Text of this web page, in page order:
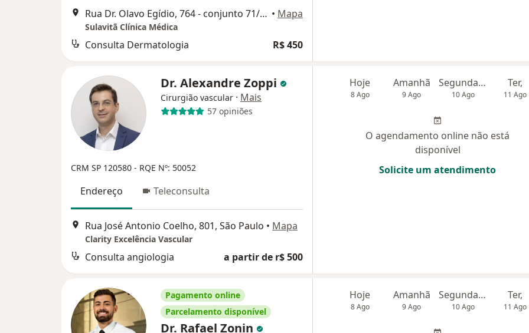
Rua Dr. Olavo Egídio, 764 - conjunto 71/72 - Santana, São Paulo • Mapa
Sulavitã Clínica Médica
Consulta Dermatologia R$ 450
Dr. Alexandre Zoppi
Cirurgião vascular · Mais
57 opiniões
CRM SP 120580 - RQE Nº: 50052
Endereço Teleconsulta
Rua José Antonio Coelho, 801, São Paulo • Mapa
Clarity Excelência Vascular
Consulta angiologia a partir de r$ 500
Hoje
8 Ago
Amanhã
9 Ago
Segunda-feira
10 Ago
Ter,
11 Ago
O agendamento online não está
disponível
Solicite um atendimento
Pagamento online
Parcelamento disponível
Dr. Rafael Zonin
Hoje
8 Ago
Amanhã
9 Ago
Segunda-feira
10 Ago
Ter,
11 Ago